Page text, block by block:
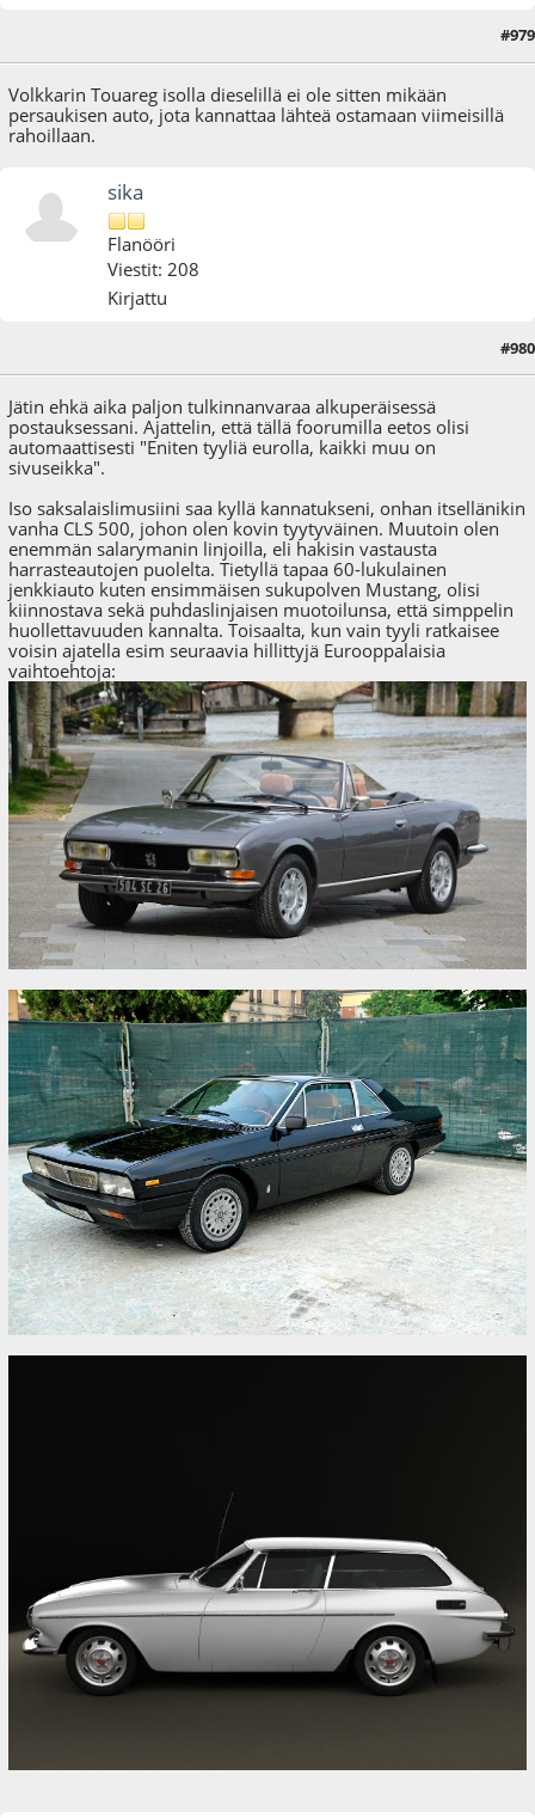
#979
Volkkarin Touareg isolla dieselillä ei ole sitten mikään
persaukisen auto, jota kannattaa lähteä ostamaan viimeisillä
rahoillaan.
sika
Flanööri
Viestit: 208
Kirjattu
#980
Jätin ehkä aika paljon tulkinnanvaraa alkuperäisessä
postauksessani. Ajattelin, että tällä foorumilla eetos olisi
automaattisesti "Eniten tyyliä eurolla, kaikki muu on
sivuseikka".
Iso saksalaislimusiini saa kyllä kannatukseni, onhan itsellänikin
vanha CLS 500, johon olen kovin tyytyväinen. Muutoin olen
enemmän salarymanin linjoilla, eli hakisin vastausta
harrasteautojen puolelta. Tietyllä tapaa 60-lukulainen
jenkkiauto kuten ensimmäisen sukupolven Mustang, olisi
kiinnostava sekä puhdaslinjaisen muotoilunsa, että simppelin
huollettavuuden kannalta. Toisaalta, kun vain tyyli ratkaisee
voisin ajatella esim seuraavia hillittyjä Eurooppalaisia
vaihtoehtoja: